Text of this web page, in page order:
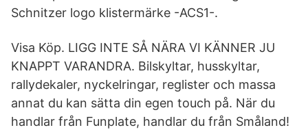
Schnitzer logo klistermärke -ACS1-.
Visa Köp. LIGG INTE SÅ NÄRA VI KÄNNER JU
KNAPPT VARANDRA. Bilskyltar, husskyltar,
rallydekaler, nyckelringar, reglister och massa
annat du kan sätta din egen touch på. När du
handlar från Funplate, handlar du från Småland!